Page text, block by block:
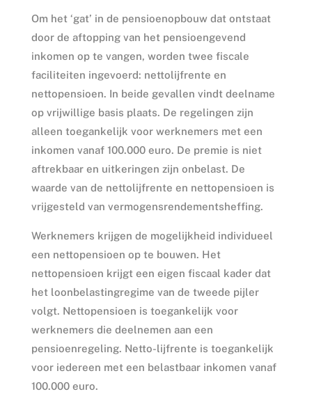
Om het ‘gat’ in de pensioenopbouw dat ontstaat
door de aftopping van het pensioengevend
inkomen op te vangen, worden twee fiscale
faciliteiten ingevoerd: nettolijfrente en
nettopensioen. In beide gevallen vindt deelname
op vrijwillige basis plaats. De regelingen zijn
alleen toegankelijk voor werknemers met een
inkomen vanaf 100.000 euro. De premie is niet
aftrekbaar en uitkeringen zijn onbelast. De
waarde van de nettolijfrente en nettopensioen is
vrijgesteld van vermogensrendementsheffing.
Werknemers krijgen de mogelijkheid individueel
een nettopensioen op te bouwen. Het
nettopensioen krijgt een eigen fiscaal kader dat
het loonbelastingregime van de tweede pijler
volgt. Nettopensioen is toegankelijk voor
werknemers die deelnemen aan een
pensioenregeling. Netto-lijfrente is toegankelijk
voor iedereen met een belastbaar inkomen vanaf
100.000 euro.